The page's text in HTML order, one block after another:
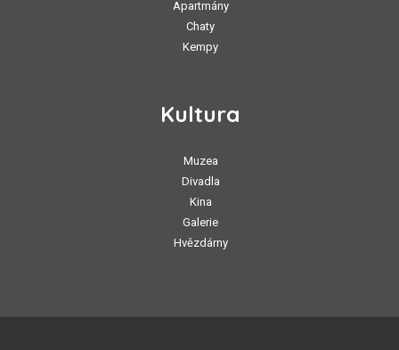
Apartmány
Chaty
Kempy
Kultura
Muzea
Divadla
Kina
Galerie
Hvězdárny